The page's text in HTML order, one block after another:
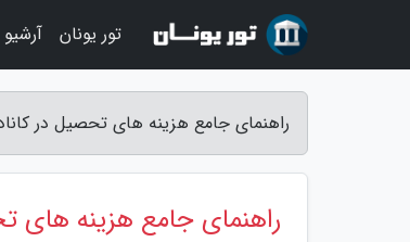
راهنمای جامع هزینه های تحصیل در
راهنمای جامع هزینه های
تور یونان